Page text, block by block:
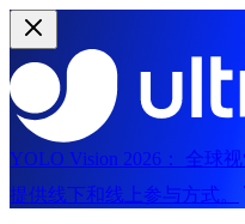
YOLO Vision 2026：
全球
提供线下和线上参与方式。